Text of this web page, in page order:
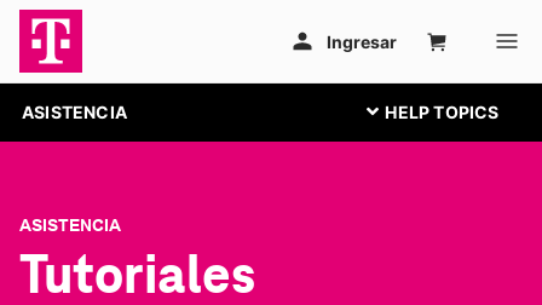
ASISTENCIA
ASISTENCIA
Tutoriales